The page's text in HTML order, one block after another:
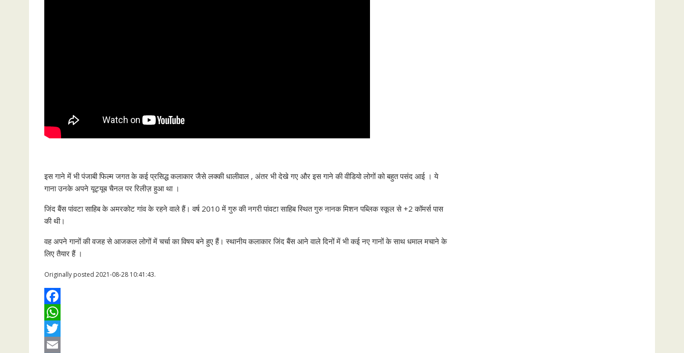
इस गाने में भी पंजाबी फिल्म जगत के कई प्रसिद्ध कलाकार जैसे लक्की धालीवाल , अंतर भी देखे गए और इस गाने की वीडियो लोगों को बहुत पसंद आई । ये
गाना उनके अपने यूट्यूब चैनल पर रिलीज़ हुआ था ।
जिंद बैंस पांवटा साहिब के अमरकोट गांव के रहने वाले हैं। वर्ष 2010 में गुरु की नगरी पांवटा साहिब स्थित गुरु नानक मिशन पब्लिक स्कूल से +2 कॉमर्स पास
की थी।
वह अपने गानों की वजह से आजकल लोगों में चर्चा का विषय बने हुए हैं। स्थानीय कलाकार जिंद बैंस आने वाले दिनों में भी कई नए गानों के साथ धमाल मचाने के
लिए तैयार हैं ।
Originally posted 2021-08-28 10:41:43.
F
a
c
W
hT